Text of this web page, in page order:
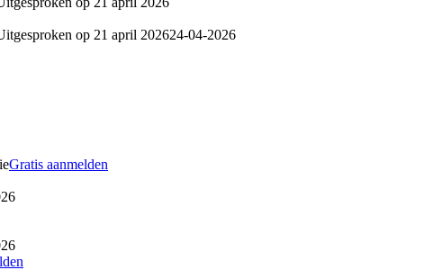
op 21 april 202624-04-2026
Gratis aanmelden